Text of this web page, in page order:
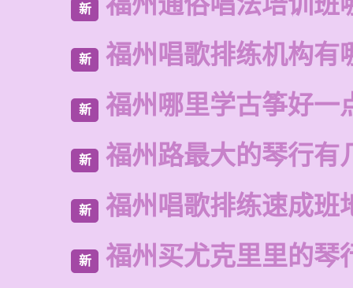
新
新 福州唱歌排练机构有
新 福州哪里学古筝好一
新 福州路最大的琴行有
新 福州唱歌排练速成班
新 福州买尤克里里的琴